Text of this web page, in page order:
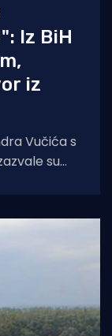
Iz BiH
iz
Vučića s
su